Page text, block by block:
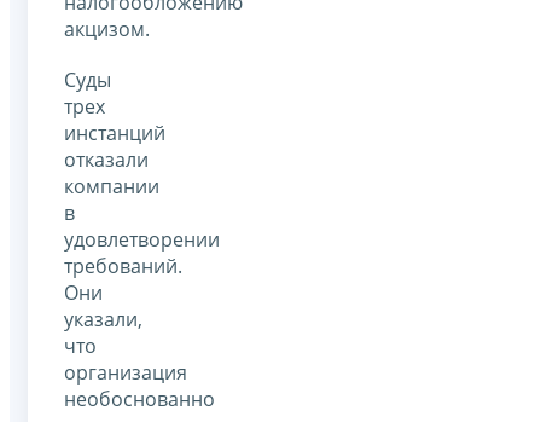
акцизом.
Суды
трех
инстанций
отказали
компании
в
удовлетворении
требований.
Они
указали,
что
организация
необоснованно